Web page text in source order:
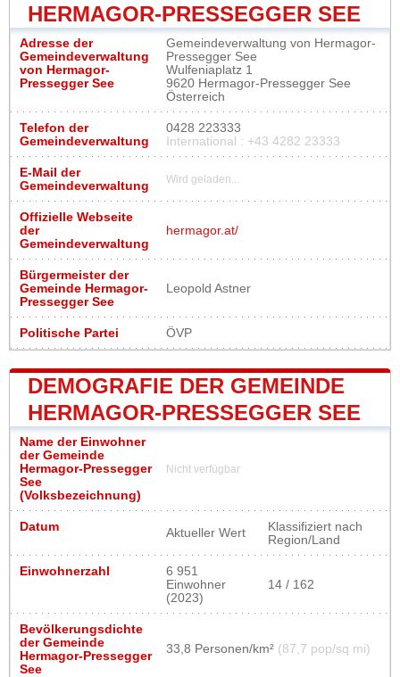
HERMAGOR-PRESSEGGER SEE
Adresse der
Gemeindeverwaltung
von Hermagor-
Pressegger See
Gemeindeverwaltung von Hermagor-
Pressegger See
Wulfeniaplatz 1
9620 Hermagor-Pressegger See
Österreich
Telefon der
Gemeindeverwaltung
0428 223333
International : +43 4282 23333
E-Mail der
Gemeindeverwaltung
Wird geladen...
Offizielle Webseite
der
Gemeindeverwaltung
hermagor.at/
Bürgermeister der
Gemeinde Hermagor-
Pressegger See
Leopold Astner
Politische Partei ÖVP
DEMOGRAFIE DER GEMEINDE
HERMAGOR-PRESSEGGER SEE
Name der Einwohner
der Gemeinde
Hermagor-Pressegger
See
(Volksbezeichnung)
Nicht verfügbar
Datum Aktueller Wert
Klassifiziert nach
Region/Land
Einwohnerzahl
6 951
Einwohner
(2023)
14 / 162
Bevölkerungsdichte
der Gemeinde
Hermagor-Pressegger
See
33,8 Personen/km² (87,7 pop/sq mi)